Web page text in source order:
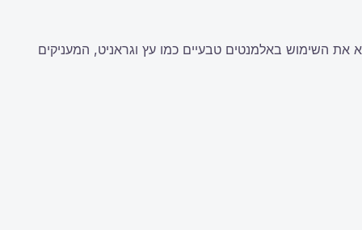
את השימוש באלמנטים טבעיים כמו עץ וגראניט, המעניקים